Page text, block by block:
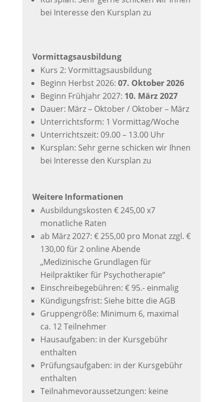
bei Interesse den Kursplan zu
Vormittagsausbildung
Kurs 2: Vormittagsausbildung
Beginn Herbst 2026: 07. Oktober 2026
Beginn Frühjahr 2027: 10. März 2027
Dauer: März – Oktober / Oktober – März
Unterrichtsform: 1 Vormittag/Woche
Unterrichtszeit: 09.00 – 13.00 Uhr
Kursplan: Sehr gerne schicken wir Ihnen
bei Interesse den Kursplan zu
Weitere Informationen
Ausbildungskosten € 245,00 x7
monatliche Raten
ab März 2027: € 255,00 pro Monat zzgl. €
130,00 für 2 online Abende
„Medizinische Grundlagen für
Heilpraktiker für Psychotherapie“
Einschreibegebühren: € 95.- einmalig
Kündigungsfrist: Siehe bitte die AGB
Gruppengröße: Minimum 6, maximal
ca. 12 Teilnehmer
Hausaufgaben: in der Kursgebühr
enthalten
Prüfungsaufgaben: in der Kursgebühr
enthalten
Teilnahmevoraussetzungen: keine